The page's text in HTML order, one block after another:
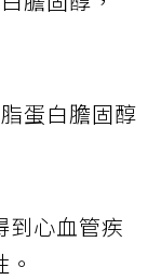
蛋白膽固醇
到心血管疾